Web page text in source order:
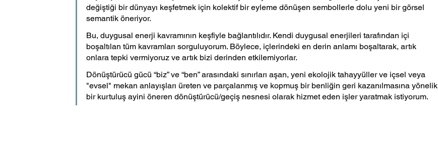
değiştiği bir dünyayı keşfetmek için kolektif bir eyleme dönüşen sembollerle dolu yeni bir görsel
semantik öneriyor.
Bu, duygusal enerji kavramının keşfiyle bağlantılıdır. Kendi duygusal enerjileri tarafından içi
boşaltılan tüm kavramları sorguluyorum. Böylece, içlerindeki en derin anlamı boşaltarak, artık
onlara tepki vermiyoruz ve artık bizi derinden etkilemiyorlar.
Dönüştürücü gücü “biz” ve “ben” arasındaki sınırları aşan, yeni ekolojik tahayyüller ve içsel veya
"evsel" mekan anlayışları üreten ve parçalanmış ve kopmuş bir benliğin geri kazanılmasına yönelik
bir kurtuluş ayini öneren dönüştürücü/geçiş nesnesi olarak hizmet eden işler yaratmak istiyorum.